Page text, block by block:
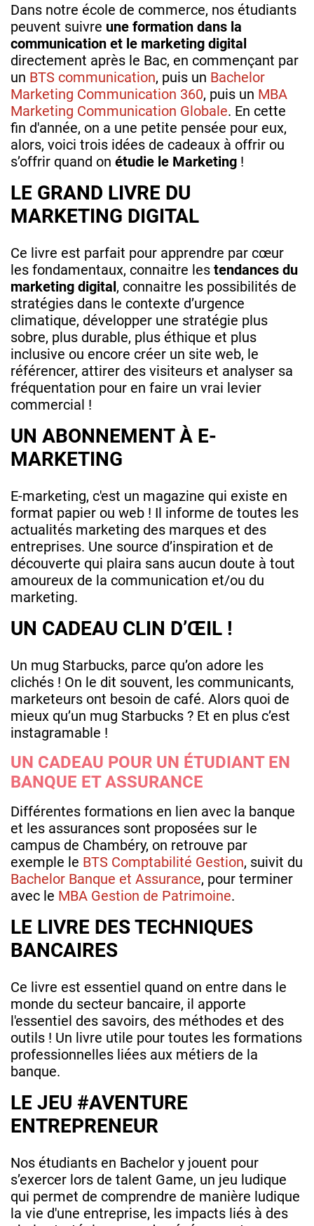
Dans notre école de commerce, nos étudiants
peuvent suivre une formation dans la
communication et le marketing digital
directement après le Bac, en commençant par
un BTS communication, puis un Bachelor
Marketing Communication 360, puis un MBA
Marketing Communication Globale. En cette
fin d'année, on a une petite pensée pour eux,
alors, voici trois idées de cadeaux à offrir ou
s’offrir quand on étudie le Marketing !
LE GRAND LIVRE DU
MARKETING DIGITAL
Ce livre est parfait pour apprendre par cœur
les fondamentaux, connaitre les tendances du
marketing digital, connaitre les possibilités de
stratégies dans le contexte d’urgence
climatique, développer une stratégie plus
sobre, plus durable, plus éthique et plus
inclusive ou encore créer un site web, le
référencer, attirer des visiteurs et analyser sa
fréquentation pour en faire un vrai levier
commercial !
UN ABONNEMENT À E-
MARKETING
E-marketing, c'est un magazine qui existe en
format papier ou web ! Il informe de toutes les
actualités marketing des marques et des
entreprises. Une source d’inspiration et de
découverte qui plaira sans aucun doute à tout
amoureux de la communication et/ou du
marketing.
UN CADEAU CLIN D’ŒIL !
Un mug Starbucks, parce qu’on adore les
clichés ! On le dit souvent, les communicants,
marketeurs ont besoin de café. Alors quoi de
mieux qu’un mug Starbucks ? Et en plus c’est
instagramable !
UN CADEAU POUR UN ÉTUDIANT EN
BANQUE ET ASSURANCE
Différentes formations en lien avec la banque
et les assurances sont proposées sur le
campus de Chambéry, on retrouve par
exemple le BTS Comptabilité Gestion, suivit du
Bachelor Banque et Assurance, pour terminer
avec le MBA Gestion de Patrimoine.
LE LIVRE DES TECHNIQUES
BANCAIRES
Ce livre est essentiel quand on entre dans le
monde du secteur bancaire, il apporte
l'essentiel des savoirs, des méthodes et des
outils ! Un livre utile pour toutes les formations
professionnelles liées aux métiers de la
banque.
LE JEU #AVENTURE
ENTREPRENEUR
Nos étudiants en Bachelor y jouent pour
s’exercer lors de talent Game, un jeu ludique
qui permet de comprendre de manière ludique
la vie d'une entreprise, les impacts liés à des